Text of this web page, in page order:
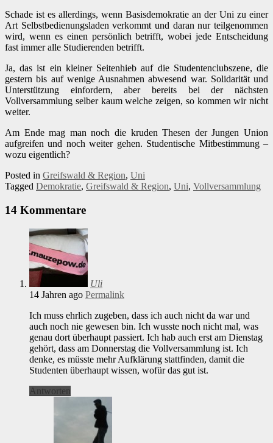
Schade ist es allerdings, wenn Basisdemokratie an der Uni zu einer
Art Selbstbedienungsladen verkommt und daran nur teilgenommen
wird, wenn es einen persönlich betrifft, wobei jede Entscheidung
fast immer alle Studierenden betrifft.
Ja, das ist ein kleiner Seitenhieb auf die Studentenclubszene, die
gestern bis auf wenige Ausnahmen abwesend war. Solidarität und
Unterstützung einfordern, aber bereits bei der nächsten
Vollversammlung selber kaum welche zeigen, so kommen wir nicht
weiter.
Am Ende mag man noch die kruden Thesen der Jungen Union
aufgreifen und noch weiter gehen. Studentische Mitbestimmung –
wozu eigentlich?
Posted in Greifswald & Region, Uni
Tagged Demokratie, Greifswald & Region, Uni, Vollversammlung
14 Kommentare
Uli
14 Jahren ago Permalink
Ich muss ehrlich zugeben, dass ich auch nicht da war und
auch noch nie gewesen bin. Ich wusste noch nicht mal, was
genau dort überhaupt passiert. Ich hab auch erst am Dienstag
gehört, dass am Donnerstag die Vollversammlung ist. Ich
denke, es müsste mehr Aufklärung stattfinden, damit die
Studenten überhaupt wissen, wofür das gut ist.
Antworten